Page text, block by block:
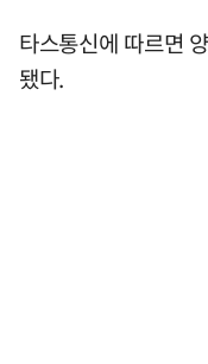
타스통신에 따르면
됐다.